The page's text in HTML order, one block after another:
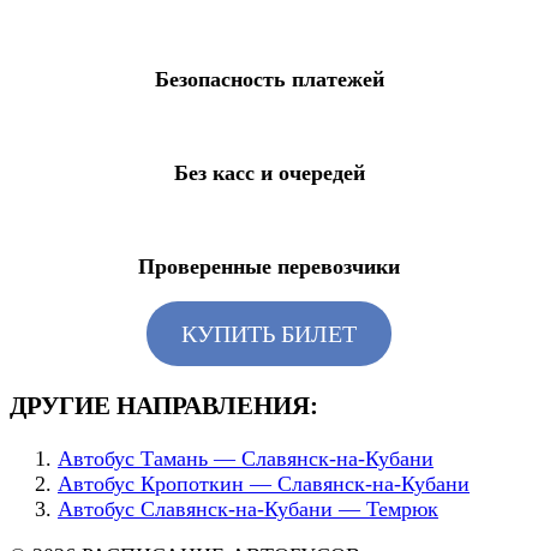
Безопасность платежей
Без касс и очередей
Проверенные перевозчики
КУПИТЬ БИЛЕТ
ДРУГИЕ НАПРАВЛЕНИЯ:
Автобус Тамань — Славянск-на-Кубани
Автобус Кропоткин — Славянск-на-Кубани
Автобус Славянск-на-Кубани — Темрюк